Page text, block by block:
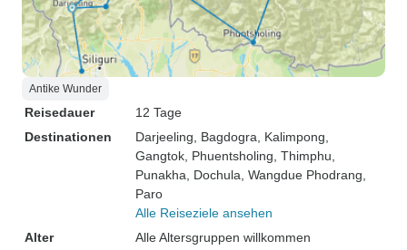
Antike Wunder
Reisedauer
12 Tage
Destinationen
Darjeeling , Bagdogra , Kalimpong
Gangtok , Phuentsholing , Thimphu
Punakha , Dochula , Wangdue Phodrang
Paro
Alle Reiseziele ansehen
Alter
Alle Altersgruppen willkommen